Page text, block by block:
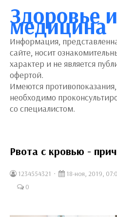
Здоровье и
медицина
Информация,
сайте, носит
характер и не является
офертой.
Имеются противопоказания,
необходимо
со специалистом.
Рвота с кровью -
1234554321 18-ноя, 2019,
0